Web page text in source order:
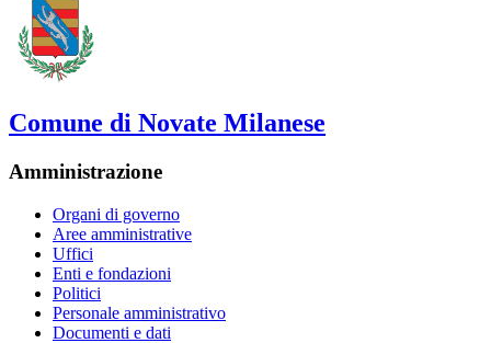
Comune di Novate Milanese
Amministrazione
Organi di governo
Aree amministrative
Uffici
Enti e fondazioni
Politici
Personale amministrativo
Documenti e dati